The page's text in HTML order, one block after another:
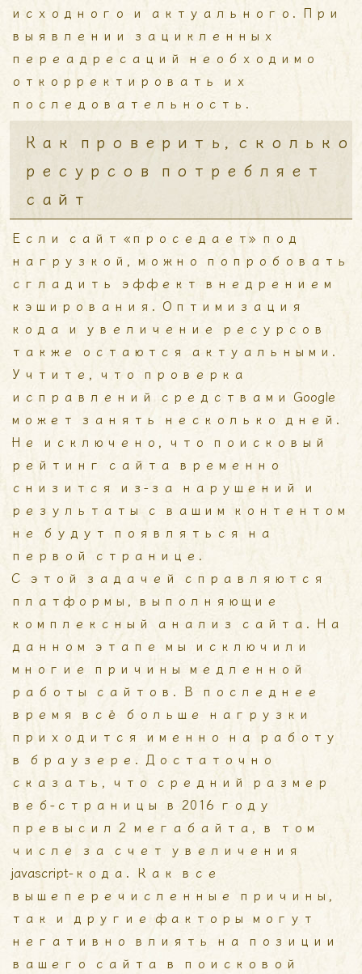
исходного и актуального. При
выявлении зацикленных
переадресаций необходимо
откорректировать их
последовательность.
Как проверить, сколько
ресурсов потребляет
сайт
Если сайт «проседает» под
нагрузкой, можно попробовать
сгладить эффект внедрением
кэширования. Оптимизация
кода и увеличение ресурсов
также остаются актуальными.
Учтите, что проверка
исправлений средствами Google
может занять несколько дней.
Не исключено, что поисковый
рейтинг сайта временно
снизится из-за нарушений и
результаты с вашим контентом
не будут появляться на
первой странице.
С этой задачей справляются
платформы, выполняющие
комплексный анализ сайта. На
данном этапе мы исключили
многие причины медленной
работы сайтов. В последнее
время всё больше нагрузки
приходится именно на работу
в браузере. Достаточно
сказать, что средний размер
веб-страницы в 2016 году
превысил 2 мегабайта, в том
числе за счет увеличения
javascript-кода. Как все
вышеперечисленные причины,
так и другие факторы могут
негативно влиять на позиции
вашего сайта в поисковой